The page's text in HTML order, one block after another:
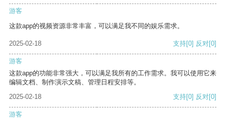
游客
这款app的视频资源非常丰富，可以满足我不同的娱乐需求。
2025-02-18 支持[0] 反对[0]
游客
这款app的功能非常强大，可以满足我所有的工作需求。我可以使用它来
编辑文档、制作演示文稿、管理日程安排等。
2025-02-18
支持[0] 反对[0]
游客